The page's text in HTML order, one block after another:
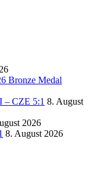
Bronze Medal
– CZE 5:1 8. August
2026
8. August 2026